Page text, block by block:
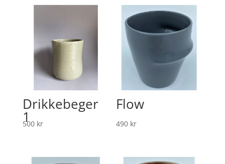
Drikkebeger
1
500 kr
Flow
490 kr